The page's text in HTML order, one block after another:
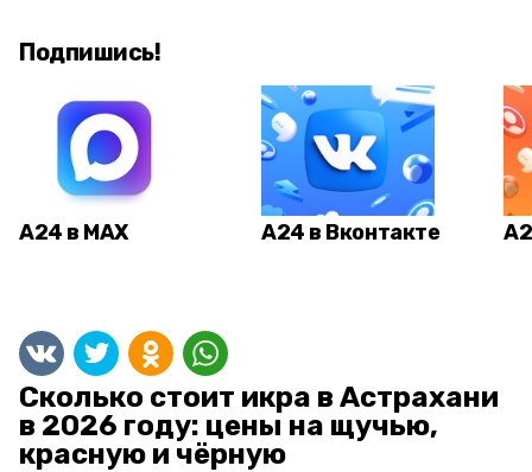
Подпишись!
А24 в MAX А24 в Вконтакте
Сколько стоит икра в Астрахани
в 2026 году: цены на щучью,
красную и чёрную